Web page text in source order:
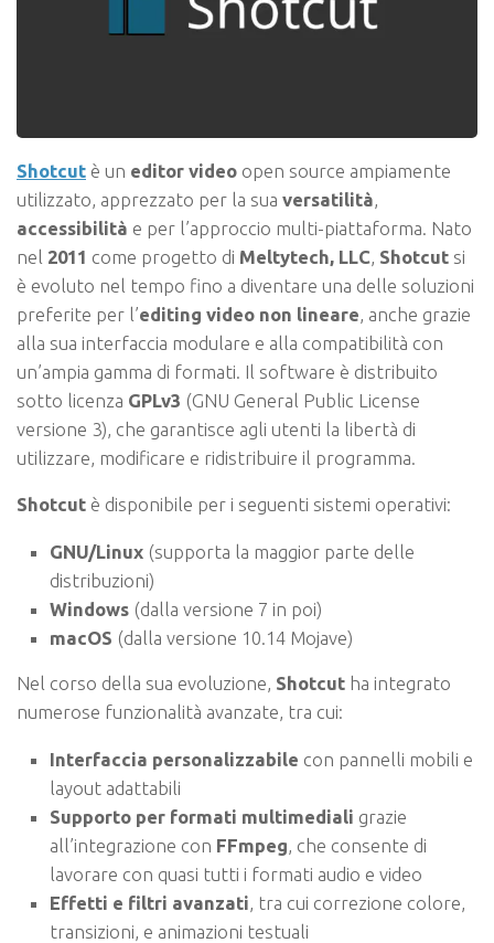
Shotcut è un editor video open source ampiamente
utilizzato, apprezzato per la sua versatilità
accessibilità e per l’approccio multi-piattaforma. Nato
nel 2011 come progetto di Meltytech, LLC Shotcut si
è evoluto nel tempo fino a diventare una delle soluzioni
preferite per l’editing video non lineare , anche grazie
alla sua interfaccia modulare e alla compatibilità con
un’ampia gamma di formati. Il software è distribuito
sotto licenza GPLv3 (GNU General Public License
versione 3), che garantisce agli utenti la libertà di
utilizzare, modificare e ridistribuire il programma.
Shotcut è disponibile per i seguenti sistemi operativi:
GNU/Linux (supporta la maggior parte delle
distribuzioni)
Windows (dalla versione 7 in poi)
macOS (dalla versione 10.14 Mojave)
Nel corso della sua evoluzione, Shotcut ha integrato
numerose funzionalità avanzate, tra cui:
Interfaccia personalizzabile con pannelli mobili e
layout adattabili
Supporto per formati multimediali grazie
all’integrazione con FFmpeg, che consente di
lavorare con quasi tutti i formati audio e video
Effetti e filtri avanzati, tra cui correzione colore,
transizioni, e animazioni testuali